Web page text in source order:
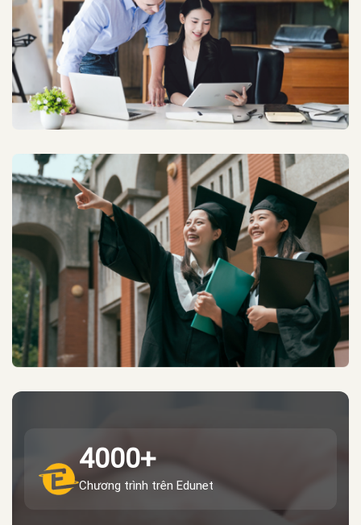
4000+
Chương trình trên Edunet